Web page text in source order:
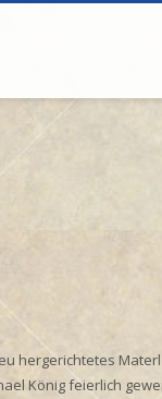
hergerichtetes
König feierlich